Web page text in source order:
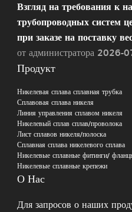
Взгляд на требования к
трубопроводных систем
при заказе на поставку
от администратора 2026-
Продукт
Никелевая сплава сплавная трубка
Сплавовая сплава никеля
Линия управления сплавом никеля
Никелевый сплав сплав/проволока
Лист сплавов никеля/полоска
Сплавная сплава никелевого сплава
Никелевые сплавные фитинги/
Никелевые сплавные крепежи
О Нас
Для запросов о наших